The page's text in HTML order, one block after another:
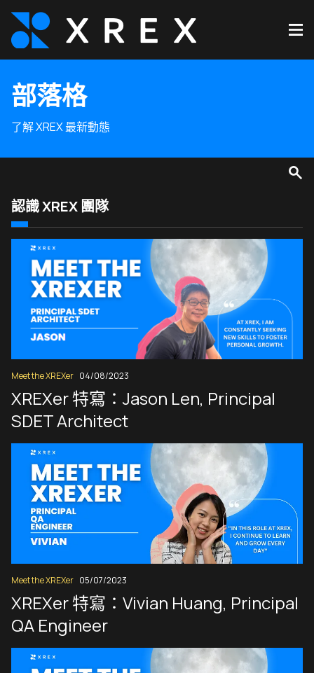
部落格
了解 XREX 最新動態
認識 XREX 團隊
Meet the XREXer 04/08/2023
XREXer 特寫：Jason Len, Principal
SDET Architect
Meet the XREXer 05/07/2023
XREXer 特寫：Vivian Huang, Principal
QA Engineer